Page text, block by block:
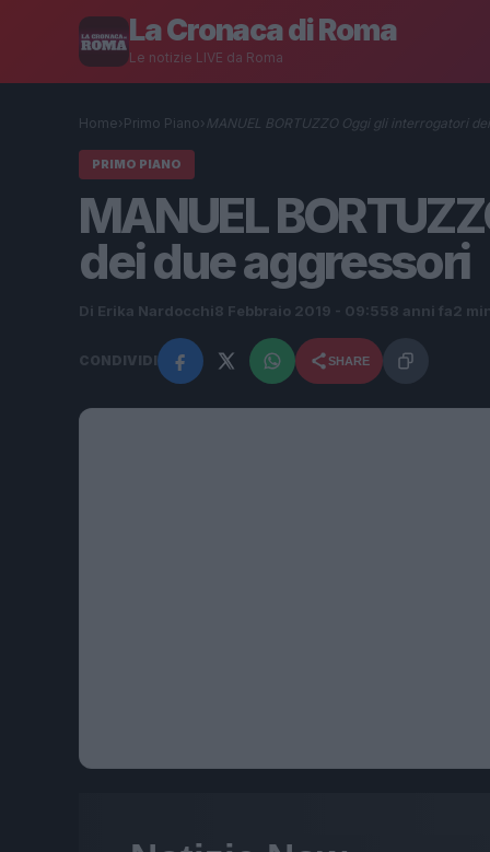
La Cronaca di Roma
Le notizie LIVE da Roma
Home› Primo Piano› MANUEL BORTUZZO Oggi gli interrogatori
PRIMO PIANO
MANUEL
dei due aggressori
Di Erika Nardocchi8 Febbraio 2019 - 09:558 anni fa2
CONDIVIDI SHARE